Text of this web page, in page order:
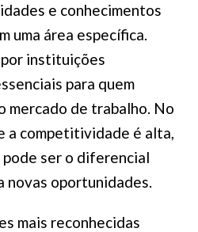
e conhecimentos
uma área específica.
instituições
para quem
mercado de trabalho. No
a competitividade é alta,
ser o diferencial
novas oportunidades.
mais reconhecidas